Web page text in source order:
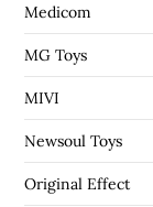
Medicom
MG Toys
MIVI
Newsoul Toys
Original Effect